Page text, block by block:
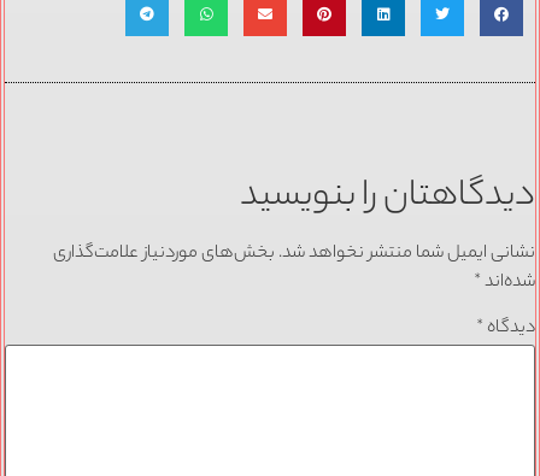
دیدگاهتان را بنویسید
نشانی ایمیل شما منتشر نخواهد شد. بخش‌های موردنیاز علامت‌گذاری
شده‌اند*
دیدگاه *